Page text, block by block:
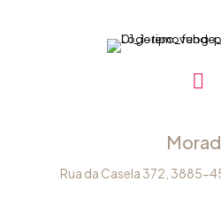
Rua da Casela 372, 3885-